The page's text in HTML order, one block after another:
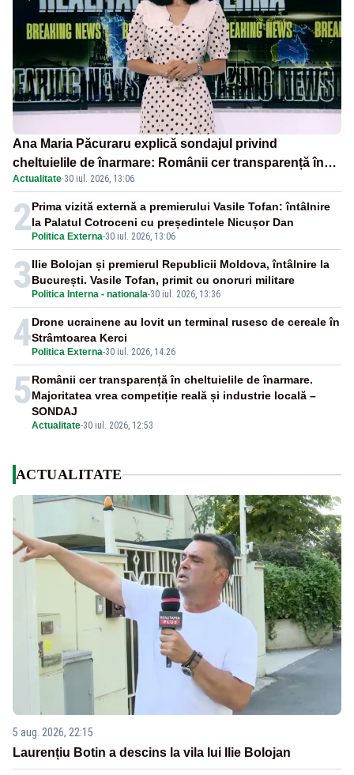
Ana Maria Păcuraru explică sondajul privind
cheltuielile de înarmare: Românii cer transparență în
achiziții și un echilibru între partenerii externi
Actualitate·30 iul. 2026, 13:06
2 Politica Externa-30 iul. 2026, 13:06
Prima vizită externă a premierului Vasile Tofan: întâlnire
la Palatul Cotroceni cu președintele Nicușor Dan
3 Politica Interna - nationala-30 iul. 2026, 13:36
Ilie Bolojan și premierul Republicii Moldova, întâlnire la
București. Vasile Tofan, primit cu onoruri militare
4 Politica Externa-30 iul. 2026, 14:26
Drone ucrainene au lovit un terminal rusesc de cereale în
Strâmtoarea Kerci
5
Actualitate-30 iul. 2026, 12:53
Românii cer transparență în cheltuielile de înarmare.
Majoritatea vrea competiție reală și industrie locală –
SONDAJ
ACTUALITATE
5 aug. 2026, 22:15
Laurențiu Botin a descins la vila lui Ilie Bolojan